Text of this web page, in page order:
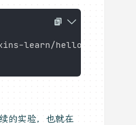
learn/hello-world.git
的实验，也就在